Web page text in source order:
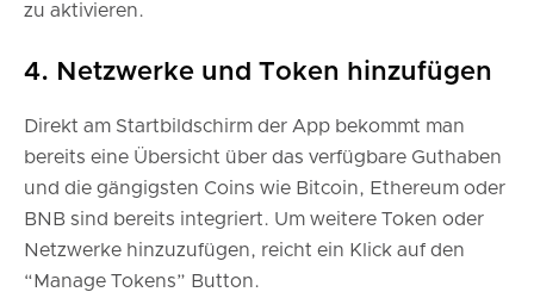
zu aktivieren.
4. Netzwerke und Token hinzufügen
Direkt am Startbildschirm der App bekommt man
bereits eine Übersicht über das verfügbare Guthaben
und die gängigsten Coins wie Bitcoin, Ethereum oder
BNB sind bereits integriert. Um weitere Token oder
Netzwerke hinzuzufügen, reicht ein Klick auf den
“Manage Tokens” Button.